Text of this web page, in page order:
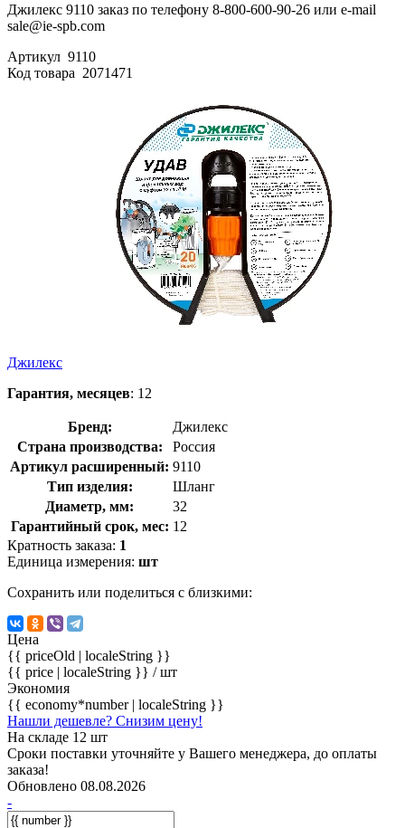
Джилекс 9110 заказ по телефону 8-800-600-90-26 или e-mail
sale@ie-spb.com
Артикул 9110
Код товара 2071471
Джилекс
Гарантия, месяцев: 12
Бренд:
Джилекс
Страна производства:
Россия
Артикул расширенный: 9110
Тип изделия:
Шланг
Диаметр, мм:
32
Гарантийный срок, мес: 12
Кратность заказа: 1
Единица измерения: шт
Сохранить или поделиться с близкими:
Цена
{{ priceOld | localeString }}
{{ price | localeString }} / шт
Экономия
{{ economy*number | localeString }}
Нашли дешевле? Снизим цену!
На складе 12 шт
Сроки поставки уточняйте у Вашего менеджера, до оплаты
заказа!
Обновлено 08.08.2026
-